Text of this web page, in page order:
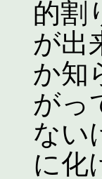
的割
が出
か知
がっ
ない
に化